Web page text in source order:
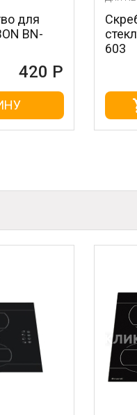
Скребок для ухода за
стеклокерамикой